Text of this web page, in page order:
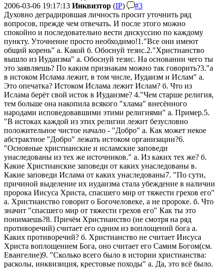
2006-03-06 19:17:13 Инквизтор (IP)
#3
Духовно деградировшая личность просит уточнить ряд
вопросов, прежде чем отвечать. И после этого можно
спокойно и последовательно вести дискуссию по каждому
пункту. Уточнение просто необходимо!1."Все они имеют
общий корень" а. Какой б. Обоснуй тезис.2."Христианство
вышло из Иудаизма" а. Обоснуй тезис. На основании чего ты
это заявляешь? По каким признакам можно так говорить?3."а
в истоком Ислама лежит, в том числе, Иудаизм и Ислам" а.
Это опечатка? Истоком Ислама лежит Ислам? б. Что из
Ислама берёт свой исток в Иудаизме? 4."Чем старше религия,
тем больше она накопила всякого "хлама" внесённого
народами исповедовавшими этими религиями" а. Пример.5.
"В истоках каждой из этих религии лежит безусловно
положительное чистое начало - "Добро" а. Как может некое
абстрактное "Добро" лежать истоком организации?6.
"Основные христианские и исламские заповеди
унаследованы из тех же источников." а. Из каких тех же? б.
Какие Христианские заповеди от каких унаследованы в.
Какие заповеди Ислама от каких унаследованы7. "По сути,
причиной выделение их иудаизма стала убеждение в наличии
пророка Иисуса Христа, спасшего мир от тяжести грехов его"
а. Христианство говорит о Богочеловеке, а не пророке. б. Что
значит "спасшего мир от тяжести грехов его" Как ты это
понимаешь?8. Причём Христианство (не смотря на ряд
противоречий) считает его одним из воплощений бога а.
Каких противоречий? б. Христианство не считает Иисуса
Христа воплощением Бога, оно считает его Самим Богом(см.
Евангелие)9. "Сколько всего было в истории христианства:
расколы, инквизиция, крестовые походы" а. Да, это всё было.